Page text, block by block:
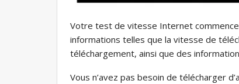
Votre test de vitesse Internet
informations telles que la vitesse de
téléchargement, ainsi que des
Vous n’avez pas besoin de télécharger